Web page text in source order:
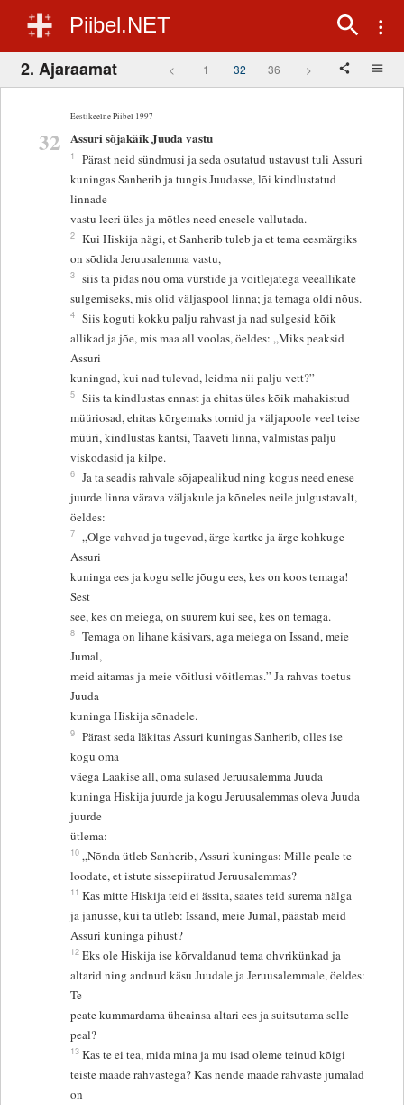
Piibel.NET
2. Ajaraamat < 1 32 36 >
Eestikeelne Piibel 1997
32 Assuri sõjakäik Juuda vastu
1
Pärast neid sündmusi ja seda osutatud ustavust tuli Assuri
kuningas Sanherib ja tungis Juudasse, lõi kindlustatud
linnade
vastu leeri üles ja mõtles need enesele vallutada.
2 Kui Hiskija nägi, et Sanherib tuleb ja et tema eesmärgiks
on sõdida Jeruusalemma vastu,
3 siis ta pidas nõu oma vürstide ja võitlejatega veeallikate
sulgemiseks, mis olid väljaspool linna; ja temaga oldi nõus.
4 Siis koguti kokku palju rahvast ja nad sulgesid kõik
allikad ja jõe, mis maa all voolas, öeldes: „Miks peaksid
Assuri
kuningad, kui nad tulevad, leidma nii palju vett?”
5 Siis ta kindlustas ennast ja ehitas üles kõik mahakistud
müüriosad, ehitas kõrgemaks tornid ja väljapoole veel teise
müüri, kindlustas kantsi, Taaveti linna, valmistas palju
viskodasid ja kilpe.
6 Ja ta seadis rahvale sõjapealikud ning kogus need enese
juurde linna värava väljakule ja kõneles neile julgustavalt,
öeldes:
7 „Olge vahvad ja tugevad, ärge kartke ja ärge kohkuge
Assuri
kuninga ees ja kogu selle jõugu ees, kes on koos temaga!
Sest
see, kes on meiega, on suurem kui see, kes on temaga.
8 Temaga on lihane käsivars, aga meiega on Issand, meie
Jumal,
meid aitamas ja meie võitlusi võitlemas.” Ja rahvas toetus
Juuda
kuninga Hiskija sõnadele.
9 Pärast seda läkitas Assuri kuningas Sanherib, olles ise
kogu oma
väega Laakise all, oma sulased Jeruusalemma Juuda
kuninga Hiskija juurde ja kogu Jeruusalemmas oleva Juuda
juurde
ütlema:
10 „Nõnda ütleb Sanherib, Assuri kuningas: Mille peale te
loodate, et istute sissepiiratud Jeruusalemmas?
11 Kas mitte Hiskija teid ei ässita, saates teid surema nälga
ja janusse, kui ta ütleb: Issand, meie Jumal, päästab meid
Assuri kuninga pihust?
12 Eks ole Hiskija ise kõrvaldanud tema ohvrikünkad ja
altarid ning andnud käsu Juudale ja Jeruusalemmale, öeldes:
Te
peate kummardama üheainsa altari ees ja suitsutama selle
peal?
13 Kas te ei tea, mida mina ja mu isad oleme teinud kõigi
teiste maade rahvastega? Kas nende maade rahvaste jumalad
on